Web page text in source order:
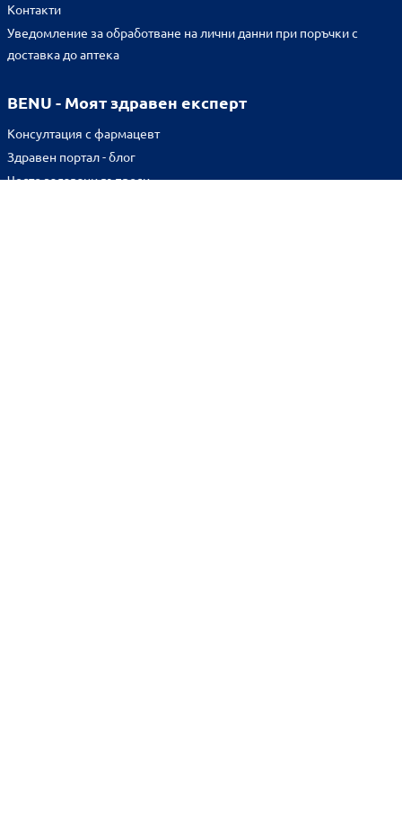
Контакти
Уведомление за обработване на лични данни при поръчки с
доставка до аптека
BENU - Моят здравен експерт
Консултация с фармацевт
Здравен портал - блог
Често задавани въпроси